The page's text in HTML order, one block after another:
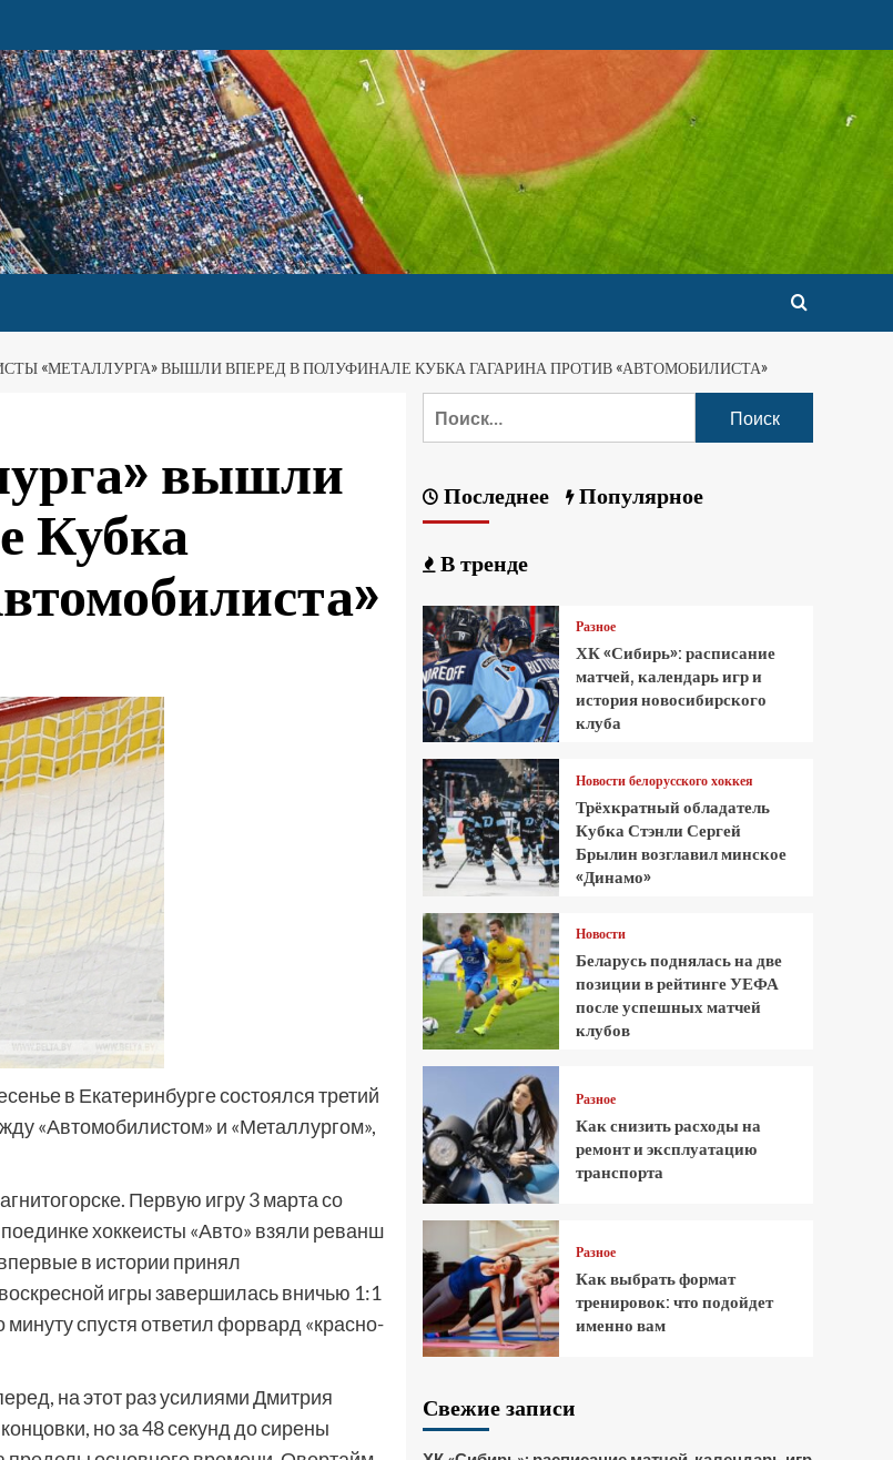
«МЕТАЛЛУРГА» ВЫШЛИ ВПЕРЕД В ПОЛУФИНАЛЕ КУБКА ГАГАРИНА ПРОТИВ «АВТОМОБИЛИСТА»
вышли
Кубка
в Екатеринбурге состоялся третий
«Автомобилистом» и «Металлургом»,
Первую игру 3 марта со
хоккеисты «Авто» взяли реванш
в истории принял
игры завершилась вничью 1:1
спустя ответил форвард «красно-
на этот раз усилиями Дмитрия
но за 48 секунд до сирены
Последнее Популярное
В тренде
Разное
ХК «Сибирь»: расписание
матчей, календарь игр и
история новосибирского
клуба
Новости белорусского хоккея
Трёхкратный обладатель
Кубка Стэнли Сергей
Брылин возглавил минское
«Динамо»
Новости
Беларусь поднялась на две
позиции в рейтинге УЕФА
после успешных матчей
клубов
Разное
Как снизить расходы на
ремонт и эксплуатацию
транспорта
Разное
Как выбрать формат
тренировок: что подойдет
именно вам
Свежие записи